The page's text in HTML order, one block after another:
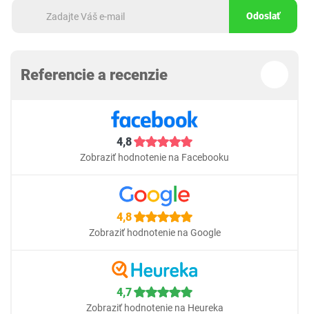
Odoslať
Referencie a recenzie
4,8
Zobraziť hodnotenie na Facebooku
4,8
Zobraziť hodnotenie na Google
4,7
Zobraziť hodnotenie na Heureka